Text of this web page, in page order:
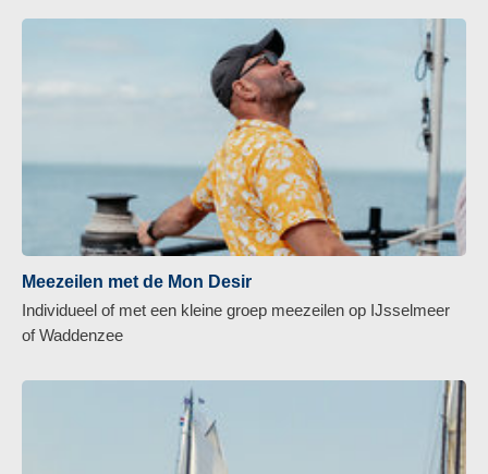
Meezeilen met de Mon Desir
Individueel of met een kleine groep meezeilen op IJsselmeer
of Waddenzee